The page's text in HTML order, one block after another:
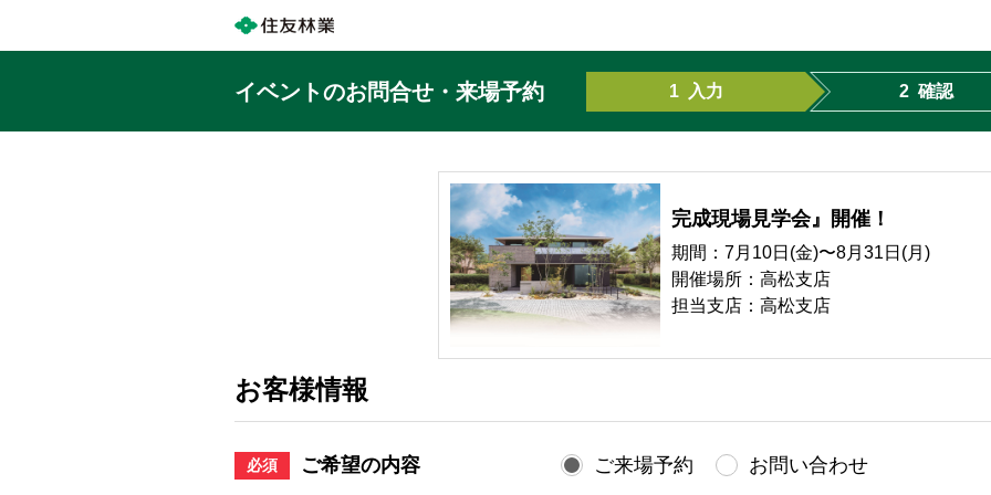
イベントのお問合せ・来場予約 1 入力 2 確認
完成現場見学会』開催！
期間：7月10日(金)〜8月31日(月)
開催場所：高松支店
担当支店：高松支店
お客様情報
ご希望の内容
必須 ご来場予約 お問い合わせ